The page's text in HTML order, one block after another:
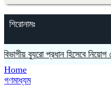
শিরোনামঃ
ব্যুরো প্রধান হিসেবে নিয়োগ
Home
গণমাধ্যম